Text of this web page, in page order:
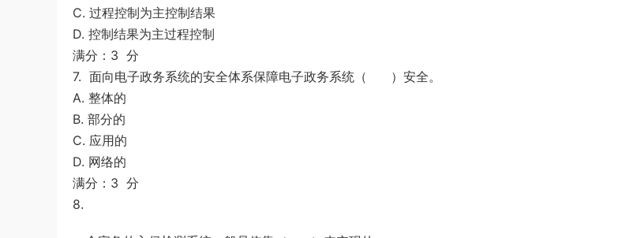
C. 过程控制为主控制结果
D. 控制结果为主过程控制
满分：3 分
7. 面向电子政务系统的安全体系保障电子政务系统（ ）安全。
A. 整体的
B. 部分的
C. 应用的
D. 网络的
满分：3 分
8.